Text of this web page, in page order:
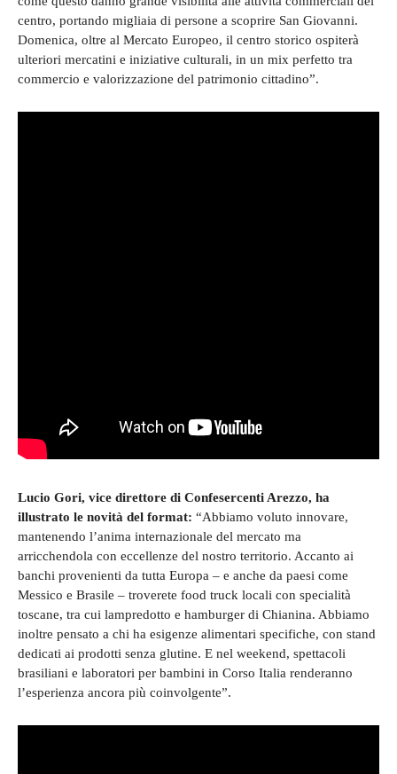
centro, portando migliaia di persone a scoprire San Giovanni.
Domenica, oltre al Mercato Europeo, il centro storico ospiterà
ulteriori mercatini e iniziative culturali, in un mix perfetto tra
commercio e valorizzazione del patrimonio cittadino”.
Lucio Gori, vice direttore di Confesercenti Arezzo, ha
illustrato le novità del format: “Abbiamo voluto innovare,
mantenendo l’anima internazionale del mercato ma
arricchendola con eccellenze del nostro territorio. Accanto ai
banchi provenienti da tutta Europa – e anche da paesi come
Messico e Brasile – troverete food truck locali con specialità
toscane, tra cui lampredotto e hamburger di Chianina. Abbiamo
inoltre pensato a chi ha esigenze alimentari specifiche, con stand
dedicati ai prodotti senza glutine. E nel weekend, spettacoli
brasiliani e laboratori per bambini in Corso Italia renderanno
l’esperienza ancora più coinvolgente”.